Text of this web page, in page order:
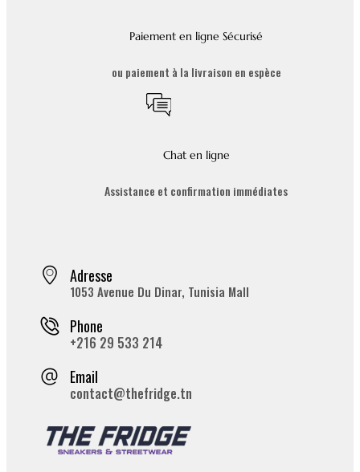
Paiement en ligne Sécurisé
ou paiement à la livraison en espèce
Chat en ligne
Assistance et confirmation immédiates
Adresse
1053 Avenue Du Dinar, Tunisia Mall
Phone
+216 29 533 214
Email
contact@thefridge.tn